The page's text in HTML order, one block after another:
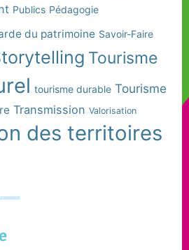
Publics Pédagogie
du patrimoine Savoir-Faire
Tourisme
tourisme durable Tourisme
Transmission Valorisation
des territoires